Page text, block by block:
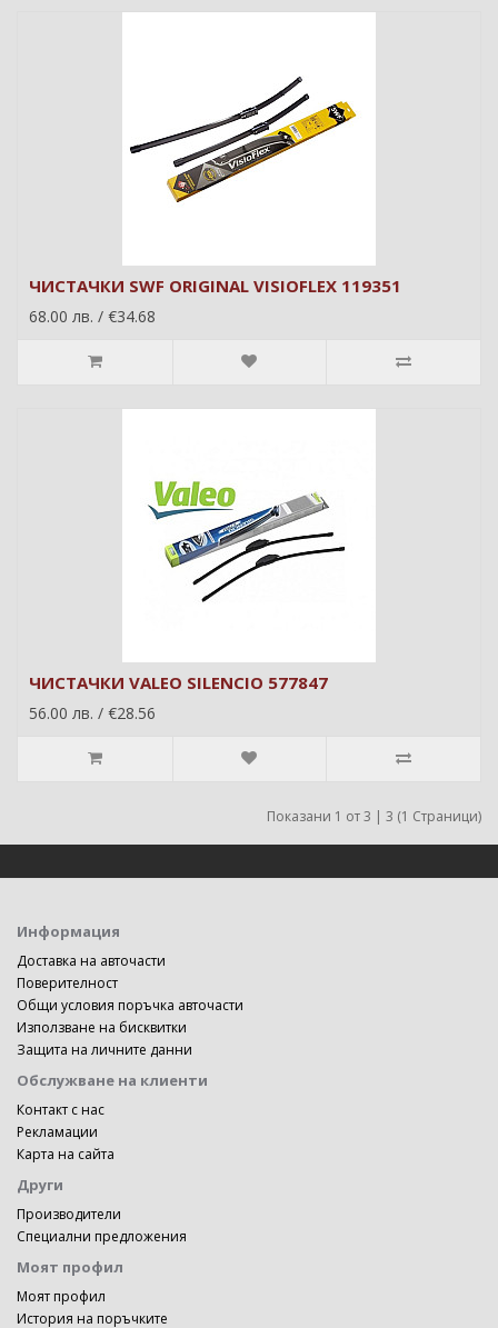
ЧИСТАЧКИ SWF ORIGINAL VISIOFLEX 119351
68.00 лв. / €34.68
ЧИСТАЧКИ VALEO SILENCIO 577847
56.00 лв. / €28.56
Показани 1 от 3 | 3 (1 Страници)
Информация
Доставка на авточасти
Поверителност
Общи условия поръчка авточасти
Използване на бисквитки
Защита на личните данни
Обслужване на клиенти
Контакт с нас
Рекламации
Карта на сайта
Други
Производители
Специални предложения
Моят профил
Моят профил
История на поръчките